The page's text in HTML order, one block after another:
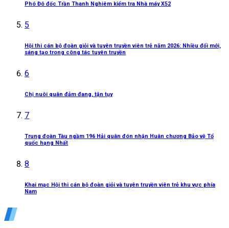
Phó Đô đốc Trần Thanh Nghiêm kiểm tra Nhà máy X52
5
Hội thi cán bộ đoàn giỏi và tuyên truyền viên trẻ năm 2026: Nhiều đổi mới,
sáng tạo trong công tác tuyên truyền
6
Chị nuôi quân đảm đang, tận tụy
7
Trung đoàn Tàu ngầm 196 Hải quân đón nhận Huân chương Bảo vệ Tổ
quốc hạng Nhất
8
Khai mạc Hội thi cán bộ đoàn giỏi và tuyên truyền viên trẻ khu vực phía
Nam